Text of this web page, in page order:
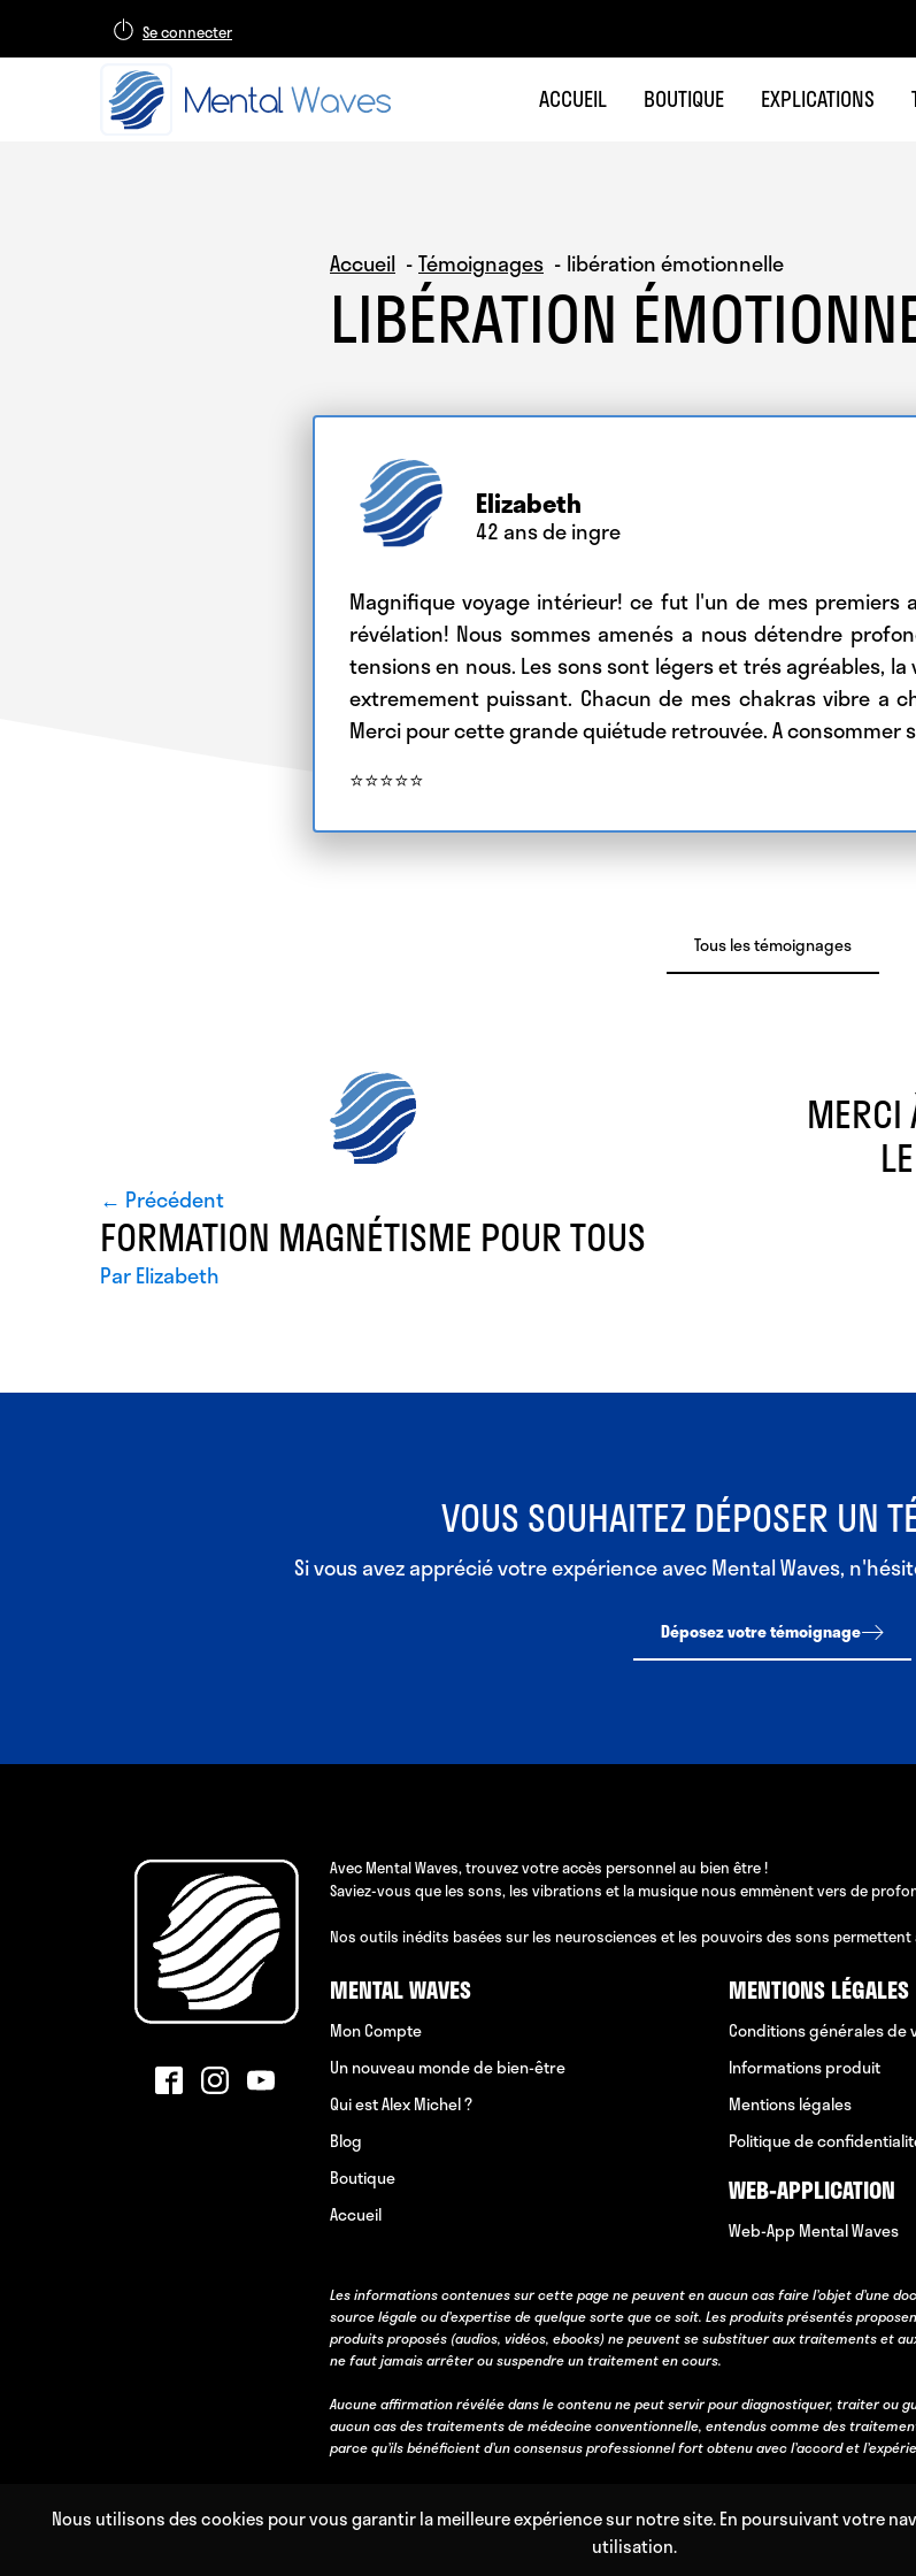
Nous utilisons des cookies pour vous garantir la meilleure expérience sur notre site. En poursuivant votre
utilisation.
Se connecter
ACCUEIL BOUTIQUE EXPLICATIONS
Accueil Témoignages libération émotionnelle
LIBÉRATION
Elizabeth
42 ansdeingre
Magnifique voyage intérieur! ce fut l'un de mes premiers
révélation! Nous sommes amenés a nous détendre
tensions en nous. Les sons sont légers et trés agréables,
extremement puissant. Chacun de mes chakras vibre a
Merci pour cette grande quiétude retrouvée. A consommer
⭐⭐⭐⭐⭐
Tous les témoignages
← Précédent
FORMATION MAGNÉTISME POUR TOUS
ParElizabeth
MERCI
VOUS SOUHAITEZ DÉPOSER UN
Si vous avez apprécié votre expérience avec Mental Waves,
Déposez votre témoignage
Avec Mental Waves, trouvez votre accès personnel au bien être !
Saviez-vous que les sons, les vibrations et la musique nous emmènent vers de
Nos outils inédits basées sur les neurosciences et les pouvoirs des sons
MENTAL WAVES
Mon Compte
Un nouveau monde de bien-être
Qui est Alex Michel ?
Blog
Boutique
Accueil
MENTIONS LÉGALES
Conditions générales de
Informations produit
Mentions légales
Politique de
WEB-APPLICATION
Web-App Mental Waves
Les informations contenues sur cette page ne peuvent en aucun cas faire l’objet d’une
source légale ou d’expertise de quelque sorte que ce soit. Les produits présentés
produits proposés (audios, vidéos, ebooks) ne peuvent se substituer aux traitements et
ne faut jamais arrêter ou suspendre un traitement en cours.
Aucune affirmation révélée dans le contenu ne peut servir pour diagnostiquer, traiter ou
aucun cas des traitements de médecine conventionnelle, entendus comme des
parce qu’ils bénéficient d’un consensus professionnel fort obtenu avec l’accord et